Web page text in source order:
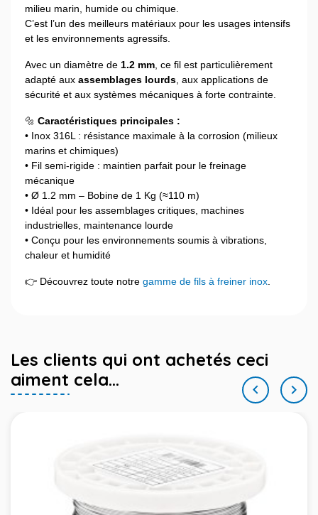
milieu marin, humide ou chimique.
C’est l’un des meilleurs matériaux pour les usages intensifs
et les environnements agressifs.
Avec un diamètre de 1.2 mm , ce fil est particulièrement
adapté aux assemblages lourds , aux applications de
sécurité et aux systèmes mécaniques à forte contrainte.
🔩 Caractéristiques principales :
• Inox 316L : résistance maximale à la corrosion (milieux
marins et chimiques)
• Fil semi-rigide : maintien parfait pour le freinage
mécanique
• Ø 1.2 mm – Bobine de 1 Kg (≈110 m)
• Idéal pour les assemblages critiques, machines
industrielles, maintenance lourde
• Conçu pour les environnements soumis à vibrations,
chaleur et humidité
👉 Découvrez toute notre gamme de fils à freiner inox
Les clients qui ont achetés ceci
aiment cela...
 